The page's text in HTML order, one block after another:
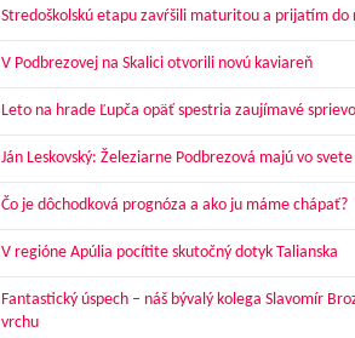
Stredoškolskú etapu zavŕšili maturitou a prijatím do
V Podbrezovej na Skalici otvorili novú kaviareň
Leto na hrade Ľupča opäť spestria zaujímavé
Ján Leskovský: Železiarne Podbrezová majú vo
Čo je dôchodková prognóza a ako ju máme chápať?
V regióne Apúlia pocítite skutočný dotyk Talianska
Fantastický úspech – náš bývalý kolega Slavomír
vrchu